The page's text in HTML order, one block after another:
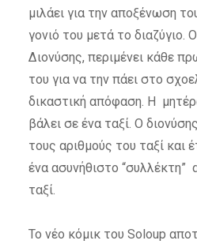
μιλάει για την αποξένωση
γονιό του μετά το
Διονύσης, περιμένει κάθε
του για να την πάει στο
δικαστική απόφαση. Η
βάλει σε ένα ταξί. Ο
τους αριθμούς του ταξί και
ένα ασυνήθιστο “συλλέκτη”
ταξί.
Το νέο κόμικ του Soloup